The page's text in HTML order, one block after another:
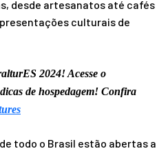
desde artesanatos até cafés
culturais de
2024! Acesse o
de hospedagem! Confira
todo o Brasil estão abertas a